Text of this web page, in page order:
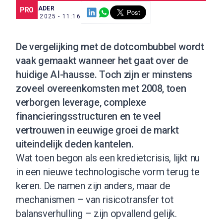
PRO
SCE TRADER
7 NOV. 2025 - 11:16
De vergelijking met de dotcombubbel wordt
vaak gemaakt wanneer het gaat over de
huidige AI-hausse. Toch zijn er minstens
zoveel overeenkomsten met 2008, toen
verborgen leverage, complexe
financieringsstructuren en te veel
vertrouwen in eeuwige groei de markt
uiteindelijk deden kantelen.
Wat toen begon als een kredietcrisis, lijkt nu
in een nieuwe technologische vorm terug te
keren. De namen zijn anders, maar de
mechanismen – van risicotransfer tot
balansverhulling – zijn opvallend gelijk.